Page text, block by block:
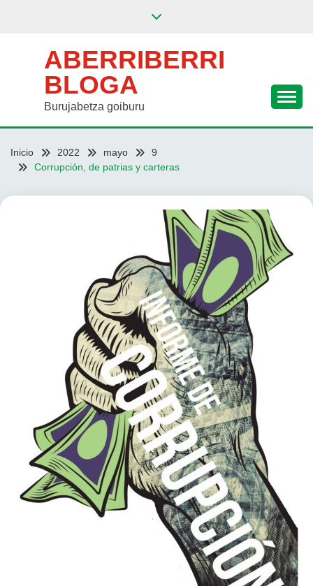
ABERRIBERRI
BLOGA
Burujabetza goiburu
Inicio 2022 mayo
9
Corrupción, de patrias y carteras